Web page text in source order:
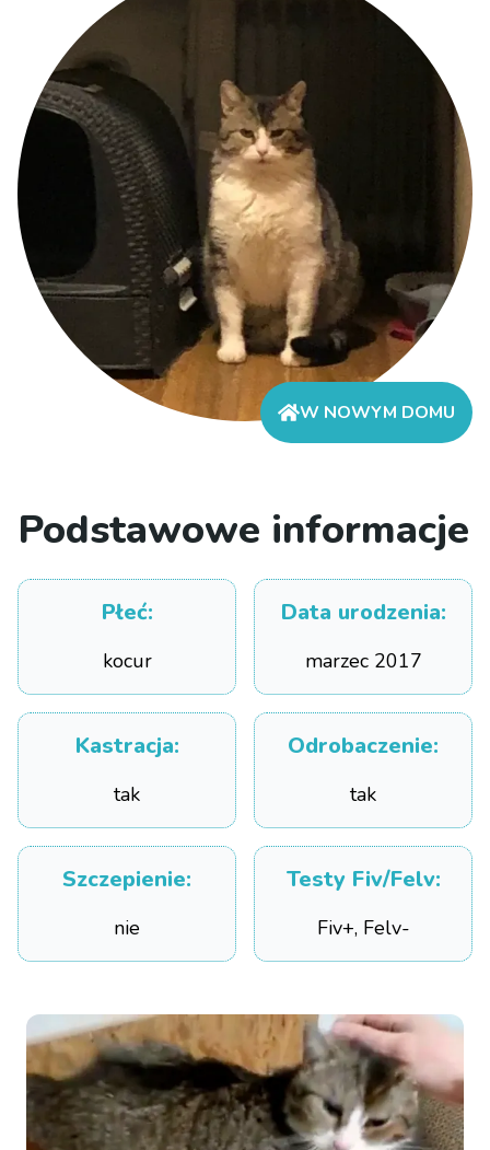
W NOWYM DOMU
Podstawowe informacje
Płeć:
kocur
Data urodzenia:
marzec 2017
Kastracja:
tak
Odrobaczenie:
tak
Szczepienie:
nie
Testy Fiv/Felv:
Fiv+, Felv-